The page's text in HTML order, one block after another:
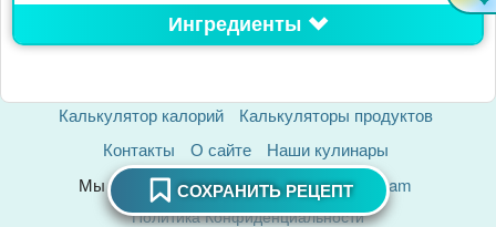
Ингредиенты
Калькулятор калорий
Калькуляторы продуктов
Контакты
О сайте
Наши кулинары
Мы в соцсетях:
ВК ОК Макс Telegram
Политика Конфиденциальности
СОХРАНИТЬ РЕЦЕПТ